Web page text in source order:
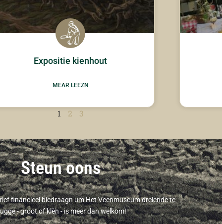
Expositie kienhout
MEAR LEEZN
1 2 3
Steun oons
financieel biedraagn um Het Veenmuseum dreiende te
- groot of klèn - is meer dan welkom!